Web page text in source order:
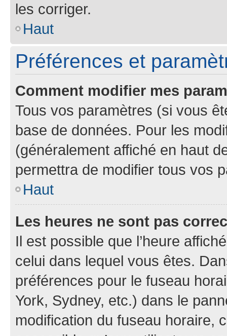
les corriger.
Haut
Préférences et
Comment modifier mes
Tous vos paramètres (si vous
base de données. Pour les
(généralement affiché en haut
permettra de modifier tous vos
Haut
Les heures ne sont pas
Il est possible que l’heure
celui dans lequel vous êtes.
préférences pour le fuseau
York, Sydney, etc.) dans le
modification du fuseau horaire,